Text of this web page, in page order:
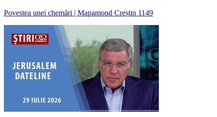
Povestea unei chemări | Mapamond Creștin 1149